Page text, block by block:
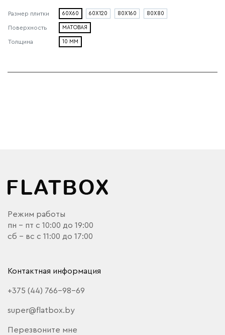
Размер плитки 60X60 60X120 80X160 80X80
Поверхность МАТОВАЯ
Толщина 10 ММ
Режим работы
пн - пт с 10:00 до 19:00
сб - вс с 11:00 до 17:00
Контактная информация
+375 (44) 766-98-69
super@flatbox.by
Перезвоните мне